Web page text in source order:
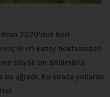
2020'den beri
en kuzey noktasından
büyük bir bölümünü
uğradı. Bu sırada yollarda